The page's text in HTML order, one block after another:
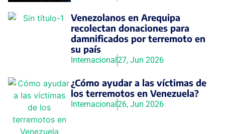
Venezolanos en Arequipa
recolectan donaciones para
damnificados por terremoto en
su país
Internacional27, Jun 2026
¿Cómo ayudar a las víctimas de
los terremotos en Venezuela?
Internacional26, Jun 2026